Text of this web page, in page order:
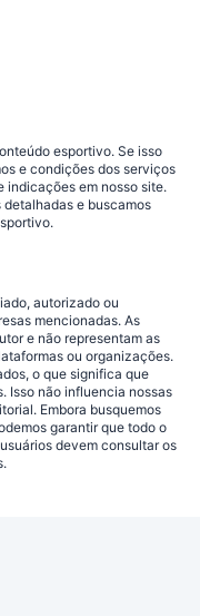
esportivo. Se isso
e condições dos serviços
indicações em nosso site.
detalhadas e buscamos
autorizado ou
mencionadas. As
e não representam as
ou organizações.
o que significa que
Isso não influencia nossas
Embora busquemos
garantir que todo o
devem consultar os